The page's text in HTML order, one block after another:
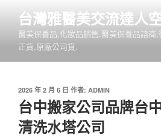
內
台灣雅醫美交流達人
醫美保養品,化妝品銷售,醫美保養品諮商
正貨,原廠公司貨.
發
佈
於
2026 年 2 月 6 日 作者: ADMIN
台中搬家公司品牌台
清洗水塔公司